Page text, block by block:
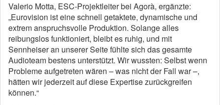
Valerio Motta, ESC-Projektleiter bei Agorà, ergänzte:
„Eurovision ist eine schnell getaktete, dynamische und
extrem anspruchsvolle Produktion. Solange alles
reibungslos funktioniert, bleibt es ruhig, und mit
Sennheiser an unserer Seite fühlte sich das gesamte
Audioteam bestens unterstützt. Wir wussten: Selbst wenn
Probleme aufgetreten wären – was nicht der Fall war –,
hätten wir jederzeit auf diese Expertise zurückgreifen
können.“